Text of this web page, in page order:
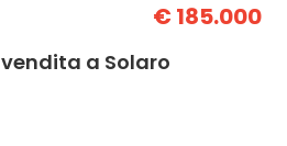
€ 185.000
a Solaro